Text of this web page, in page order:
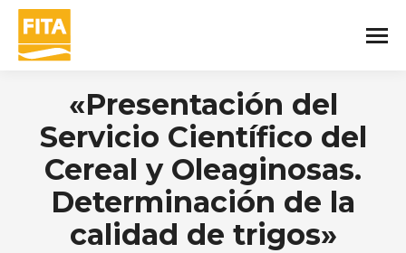
«Presentación del
Servicio Científico del
Cereal y Oleaginosas.
Determinación de la
calidad de trigos»